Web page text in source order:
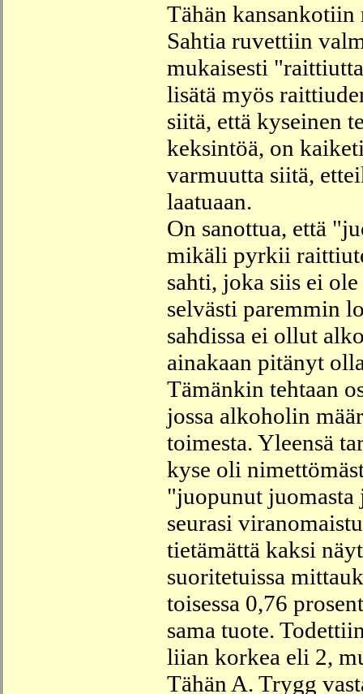
Tähän
Sahtia ruvettiin
mukaisesti
lisätä myös
siitä, että kyseinen
keksintöä, on
varmuutta siitä,
laatuaan.
On sanottua, että
mikäli pyrkii
sahti, joka siis ei
selvästi paremmin
sahdissa ei ollut
ainakaan pitänyt
Tämänkin tehtaan
jossa alkoholin
toimesta. Yleensä
kyse oli
"juopunut juomasta
seurasi
tietämättä kaksi
suoritetuissa
toisessa 0,76
sama tuote.
liian korkea eli 2,
Tähän A. Trygg